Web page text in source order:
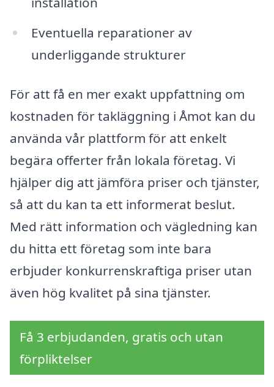
Eventuella reparationer av
underliggande strukturer
För att få en mer exakt uppfattning om
kostnaden för takläggning i Åmot kan du
använda vår plattform för att enkelt
begära offerter från lokala företag. Vi
hjälper dig att jämföra priser och tjänster,
så att du kan ta ett informerat beslut.
Med rätt information och vägledning kan
du hitta ett företag som inte bara
erbjuder konkurrenskraftiga priser utan
även hög kvalitet på sina tjänster.
Få 3 erbjudanden, gratis och utan
förpliktelser